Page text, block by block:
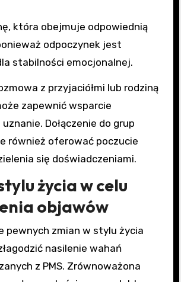
która obejmuje odpowiednią
odpoczynek jest
stabilności emocjonalnej.
z przyjaciółmi lub rodziną
zapewnić wsparcie
Dołączenie do grup
również oferować poczucie
się doświadczeniami.
życia w celu
objawów
pewnych zmian w stylu życia
nasilenie wahań
z PMS. Zrównoważona